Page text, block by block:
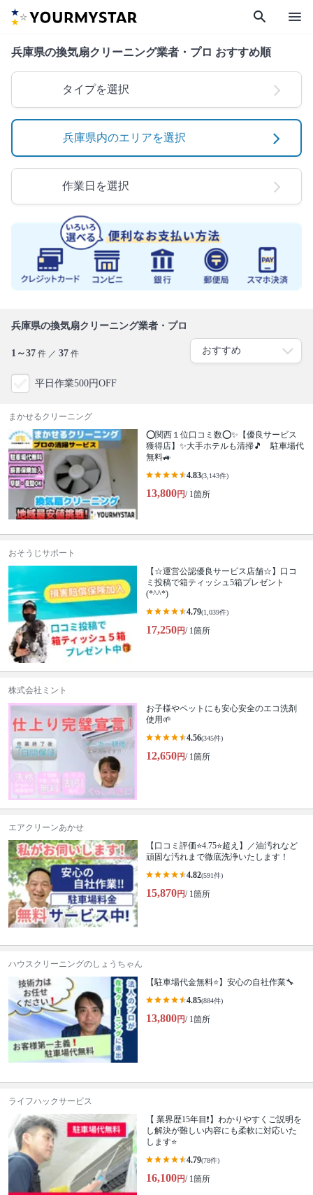
search menu
兵庫県の換気扇クリーニング業者・プロ おすすめ順
タイプを選択
兵庫県内のエリアを選択
作業日を選択
兵庫県の換気扇クリーニング業者・プロ
1～37 件 ／ 37 件
平日作業500円OFF
まかせるクリーニング
⭕関西１位口コミ数⭕✨【優良サービス
獲得店】✨大手ホテルも清掃🎵 駐車場代
無料🚙
4.83(3,143件)
13,800円/ 1箇所
おそうじサポート
【☆運営公認優良サービス店舗☆】口コ
ミ投稿で箱ティッシュ5箱プレゼント
(*^^*)
4.79(1,039件)
17,250円/ 1箇所
株式会社ミント
お子様やペットにも安心安全のエコ洗剤
使用🌱
4.56(345件)
12,650円/ 1箇所
エアクリーンあかせ
【口コミ評価⭐️4.75⭐️超え】／油汚れなど
頑固な汚れまで徹底洗浄いたします！
4.82(591件)
15,870円/ 1箇所
ハウスクリーニングのしょうちゃん
【駐車場代金無料⭐️】安心の自社作業🔧
4.85(884件)
13,800円/ 1箇所
ライフハックサービス
【 業界歴15年目❗️】わかりやすくご説明を
し解決が難しい内容にも柔軟に対応いた
します⭐️
4.79(78件)
16,100円/ 1箇所